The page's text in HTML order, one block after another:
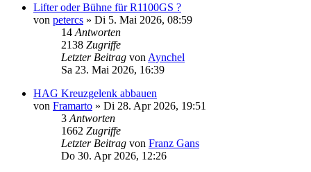
Lifter oder Bühne für R1100GS ?
von petercs » Di 5. Mai 2026, 08:59
14 Antworten
2138 Zugriffe
Letzter Beitrag von Aynchel
Sa 23. Mai 2026, 16:39
HAG Kreuzgelenk abbauen
von Framarto » Di 28. Apr 2026, 19:51
3 Antworten
1662 Zugriffe
Letzter Beitrag von Franz Gans
Do 30. Apr 2026, 12:26